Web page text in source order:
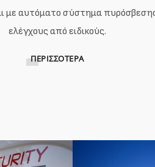
με αυτόματο σύστημα
ελέγχους από ειδικούς.
ΠΕΡΙΣΣΌΤΕΡΑ